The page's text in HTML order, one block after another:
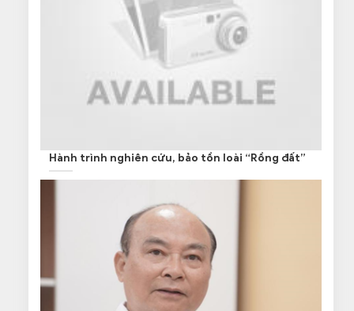
Hành trình nghiên cứu, bảo tồn loài “Rồng đất”